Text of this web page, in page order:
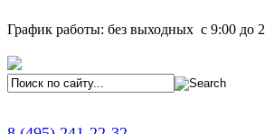
График работы: без выходных с 9:00 до